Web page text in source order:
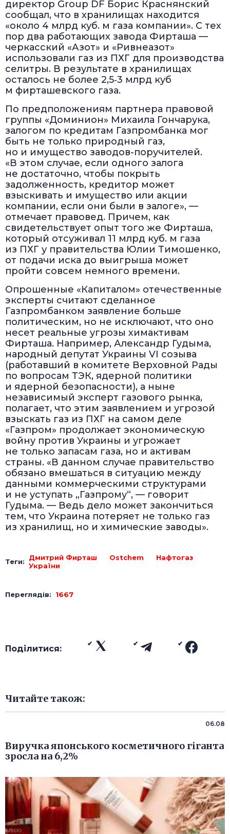
директор Group DF Борис Краснянский
сообщал, что в хранилищах находится
«около 4 млрд куб. м газа компании». С тех
пор два работающих завода Фирташа —
черкасский «Азот» и «Ривнеазот»
использовали газ из ПХГ для производства
селитры. В результате в хранилищах
осталось не более 2,5‑3 млрд куб
м фирташевского газа.
По предположениям партнера правовой
группы «Доминион» Михаила Гончарука,
залогом по кредитам Газпромбанка мог
быть не только природный газ,
но и имущество заводов-поручителей.
«В этом случае, если одного залога
не достаточно, чтобы покрыть
задолженность, кредитор может
взыскивать и имущество или акции
компании, если они были в залоге», —
отмечает правовед. Причем, как
свидетельствует опыт того же Фирташа,
который отсуживал 11 млрд куб. м газа
из ПХГ у правительства Юлии Тимошенко,
от подачи иска до выигрыша может
пройти совсем немного времени.
Опрошенные «Капиталом» отечественные
эксперты считают сделанное
Газпромбанком заявление больше
политическим, но не исключают, что оно
несет реальные угрозы химактивам
Фирташа. Например, Александр Гудыма,
народный депутат Украины VI созыва
(работавший в комитете Верховной Рады
по вопросам ТЭК, ядерной политики
и ядерной безопасности), а ныне
независимый эксперт газового рынка,
полагает, что этим заявлением и угрозой
взыскать газ из ПХГ на самом деле
«Газпром» продолжает экономическую
войну против Украины и угрожает
не только запасам газа, но и активам
страны. «В данном случае правительство
обязано вмешаться в ситуацию между
данными коммерческими структурами
и не уступать „Газпрому“, — говорит
Гудыма. — Ведь дело может закончиться
тем, что Украина потеряет не только газ
из хранилищ, но и химические заводы».
Теги: Дмитрий Фирташ Ostchem
Нафтогаз
України
Переглядів: 1667
Поділитися:
Читайте також:
06.08
Виручка японського косметичного гіганта
зросла на 6,2%